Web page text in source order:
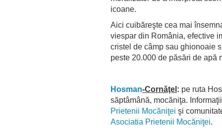
icoane.
Aici cuibăreşte cea mai
viespar din România, efective
cristel de câmp sau ghionoaie
peste 20.000 de păsări de apă
Hosman-Cornăţel: pe ruta
săptâmână, mocăniţa.
Prietenii Mocăniţei şi
Asociatia Prietenii Mocăniţei.